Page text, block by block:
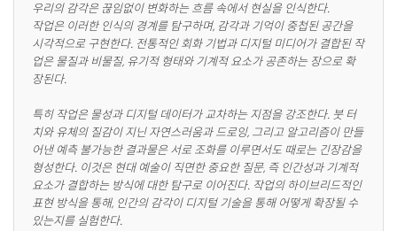
우리의 감각은 끊임없이 변화하는 흐름 속에서 현실을 인식한다.
작업은 이러한 인식의 경계를 탐구하며, 감각과 기억이 중첩된 공간을
시각적으로 구현한다. 전통적인 회화 기법과 디지털 미디어가 결합된 작
업은 물질과 비물질, 유기적 형태와 기계적 요소가 공존하는 장으로 확
장된다.
특히 작업은 물성과 디지털 데이터가 교차하는 지점을 강조한다. 붓 터
치와 유체의 질감이 지닌 자연스러움과 드로잉, 그리고 알고리즘이 만들
어낸 예측 불가능한 결과물은 서로 조화를 이루면서도 때로는 긴장감을
형성한다. 이것은 현대 예술이 직면한 중요한 질문, 즉 인간성과 기계적
요소가 결합하는 방식에 대한 탐구로 이어진다. 작업의 하이브리드적인
표현 방식을 통해, 인간의 감각이 디지털 기술을 통해 어떻게 확장될 수
있는지를 실험한다.